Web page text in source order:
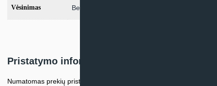
Vėsinimas Be vėsinimo funkcijos
Pristatymo informacija
Numatomas prekių pristatymo terminas nurodomas atskirai prie